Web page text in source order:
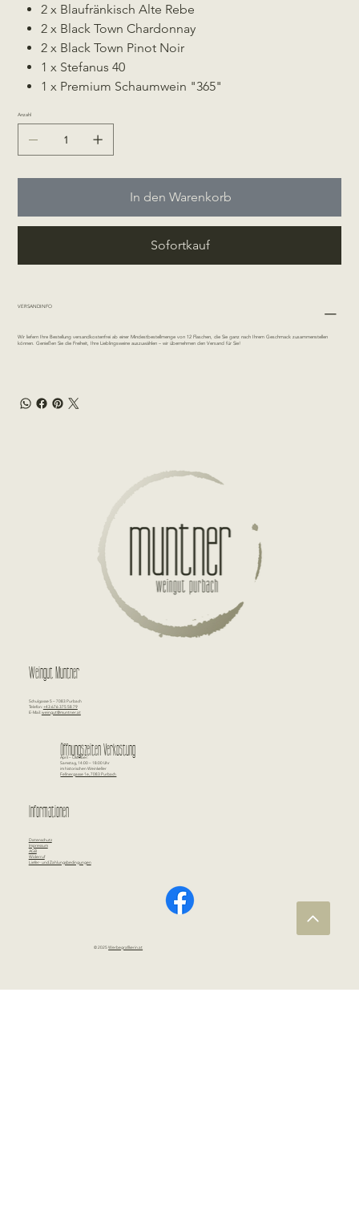
2 x Blaufränkisch Alte Rebe
2 x Black Town Chardonnay
2 x Black Town Pinot Noir
1 x Stefanus 40
1 x Premium Schaumwein "365"
Anzahl
In den Warenkorb
Sofortkauf
VERSANDINFO
Wir liefern Ihre Bestellung versandkostenfrei ab einer Mindestbestellmenge von 12 Flaschen, die Sie ganz nach Ihrem Geschmack zusammenstellen
können. Genießen Sie die Freiheit, Ihre Lieblingsweine auszuwählen – wir übernehmen den Versand für Sie!
© 2025Werbegrafikerin.at
Öffnungszeiten Verkostung
April – Oktober:
Samstag, 14:00 – 18:00 Uhr
im historischen Weinkeller
Fellnergasse 1e, 7083 Purbach
Weingut Muntner
Schulgasse 5 – 7083 Purbach
Telefon: +43 676 375 58 79
E-Mail: weingut@muntner.at
Informationen
Datenschutz
Impressum
AGB
Widerruf
Liefer- und Zahlungsbedingungen